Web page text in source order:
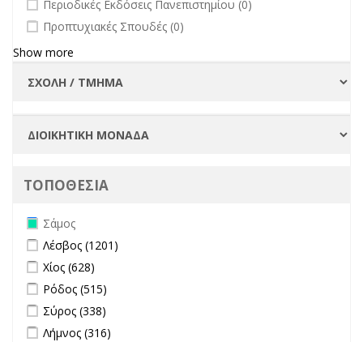
Περιοδικές Εκδόσεις Πανεπιστημίου (0)
undefined
Προπτυχιακές Σπουδές (0)
Show more
ΤΟΠΟΘΕΣΙΑ
Remove Σάμος filter
Σάμος
Apply Λέσβος filter
Λέσβος (1201)
Apply Χίος filter
Χίος (628)
Apply Ρόδος filter
Ρόδος (515)
Apply Σύρος filter
Σύρος (338)
Apply Λήμνος filter
Λήμνος (316)